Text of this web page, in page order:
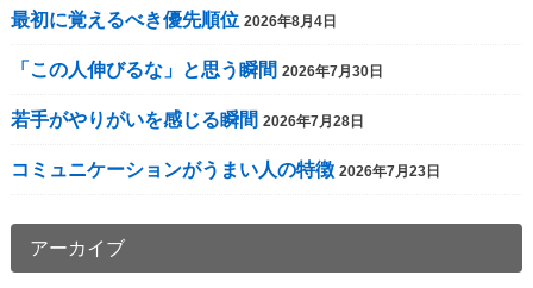
ン
最初に覚えるべき優先順位 2026年8月4日
「この人伸びるな」と思う瞬間 2026年7月30日
若手がやりがいを感じる瞬間 2026年7月28日
コミュニケーションがうまい人の特徴 2026年7月23日
アーカイブ